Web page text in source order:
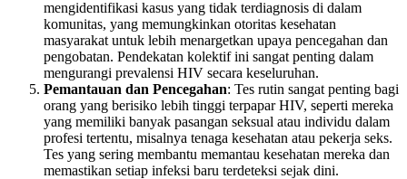
mengidentifikasi kasus yang tidak terdiagnosis di dalam
komunitas, yang memungkinkan otoritas kesehatan
masyarakat untuk lebih menargetkan upaya pencegahan dan
pengobatan. Pendekatan kolektif ini sangat penting dalam
mengurangi prevalensi HIV secara keseluruhan.
Pemantauan dan Pencegahan: Tes rutin sangat penting bagi
orang yang berisiko lebih tinggi terpapar HIV, seperti mereka
yang memiliki banyak pasangan seksual atau individu dalam
profesi tertentu, misalnya tenaga kesehatan atau pekerja seks.
Tes yang sering membantu memantau kesehatan mereka dan
memastikan setiap infeksi baru terdeteksi sejak dini.